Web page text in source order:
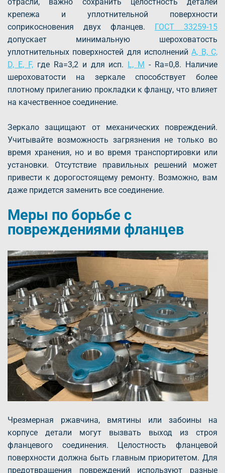
крепежа и уплотнительной поверхности
соприкосновения двух фланцев. ГОСТ 33259-15
допускает минимальную шероховатость
уплотнительных поверхностей для исполненийА, В, С,
D, Е, F,где Ra=3,2 и для исп. L, М - Ra=0,8. Наличие
шероховатости на зеркале способствует более
плотному прилеганию прокладки к фланцу, что влияет
на качественное соединение.
Зеркало защищают от механических повреждений.
Учитывайте возможность загрязнения не только во
время хранения, но и во время транспортировки или
установки. Отсутствие правильных решений может
привести к дорогостоящему ремонту. Возможно, вам
даже придется заменить все соединение.
Меры по борьбе с
повреждениями фланцев
Чрезмерная ржавчина, вмятины или забоины на
корпусе детали могут вызвать выход из строя
фланцевого соединения. Целостность фланцевой
поверхности должна быть главным приоритетом. Для
предотвращения повреждений используют разные